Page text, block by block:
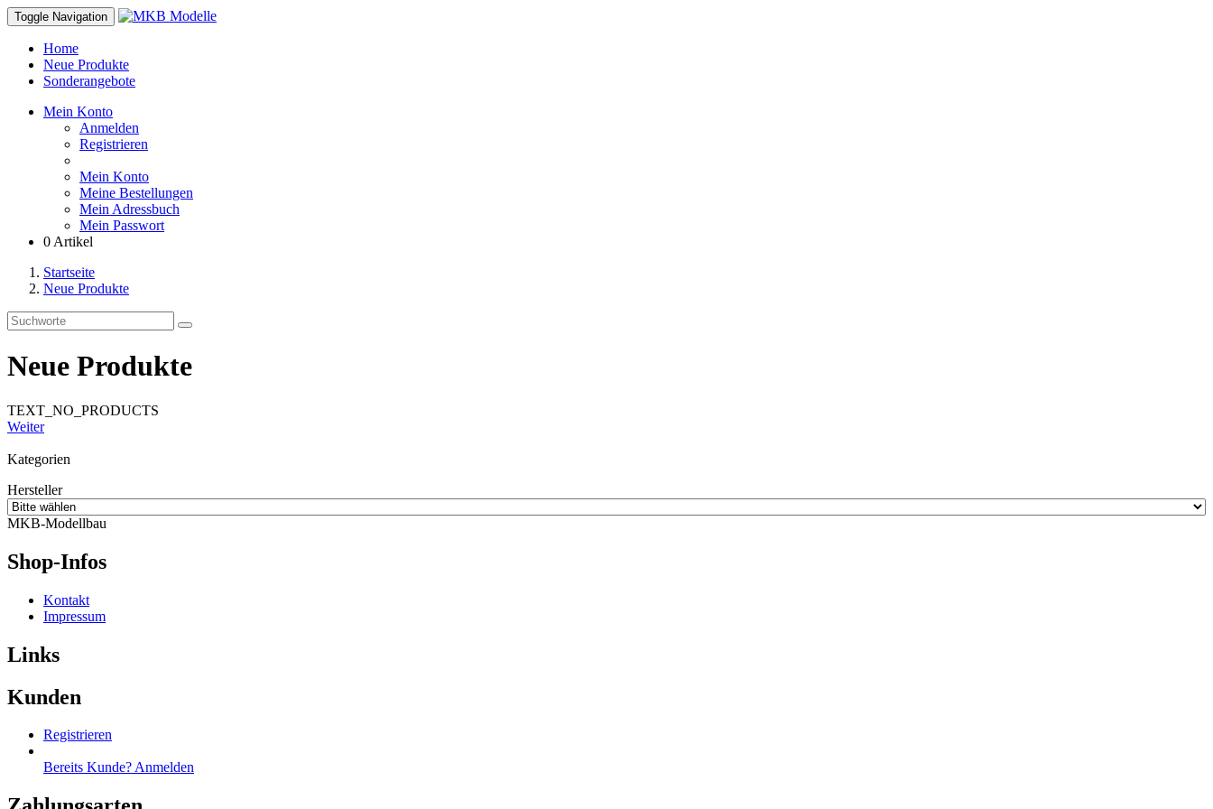
Toggle Navigation
Home
Neue Produkte
Sonderangebote
Mein Konto
Anmelden
Registrieren
Mein Konto
Meine Bestellungen
Mein Adressbuch
Mein Passwort
0 Artikel
Startseite
Neue Produkte
Neue Produkte
TEXT_NO_PRODUCTS
Weiter
Kategorien
Hersteller
MKB-Modellbau
Shop-Infos
Kontakt
Impressum
Links
Kunden
Registrieren
Bereits Kunde? Anmelden